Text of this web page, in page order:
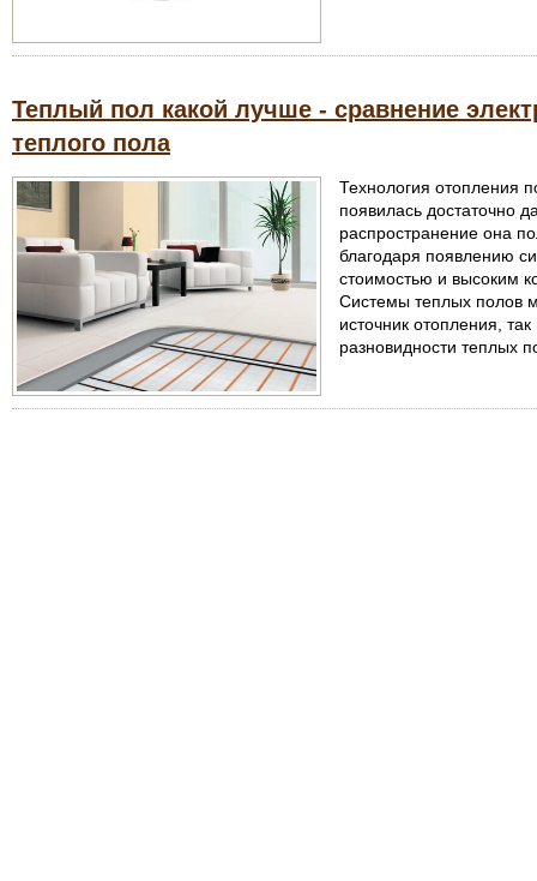
Теплый пол какой лучше - сравнение
теплого пола
Технология отопления
появилась достаточно
распространение она
благодаря появлению
стоимостью и высоким
Системы теплых полов
источник отопления,
разновидности теплых